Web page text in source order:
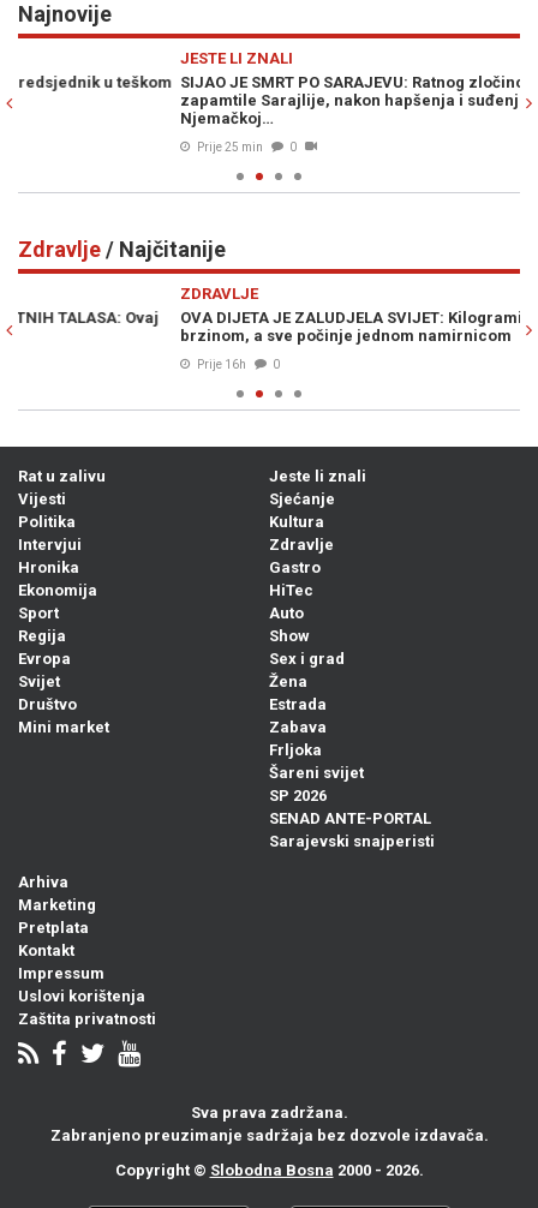
Najnovije
SIJAO JE SMRT PO SARAJEVU: Ratnog zločinca po zlu su
zapamtile Sarajlije, nakon hapšenja i suđenja, danas živi u
Zdravlje/ Najčitanije
OVA DIJETA JE ZALUDJELA SVIJET: Kilogrami se tope velikom
brzinom, a sve počinje jednom namirnicom
Rat u zalivu
Vijesti
Politika
Intervjui
Hronika
Ekonomija
Sport
Regija
Evropa
Svijet
Društvo
Mini market
Jeste li znali
Sjećanje
Kultura
Zdravlje
Gastro
HiTec
Auto
Show
Sex i grad
Žena
Estrada
Zabava
Frljoka
Šareni svijet
SP 2026
SENAD ANTE-PORTAL
Sarajevski snajperisti
Arhiva
Marketing
Pretplata
Kontakt
Impressum
Uslovi korištenja
Zaštita privatnosti
Sva prava zadržana.
Zabranjeno preuzimanje sadržaja bez dozvole izdavača.
Copyright © Slobodna Bosna 2000 - 2026.